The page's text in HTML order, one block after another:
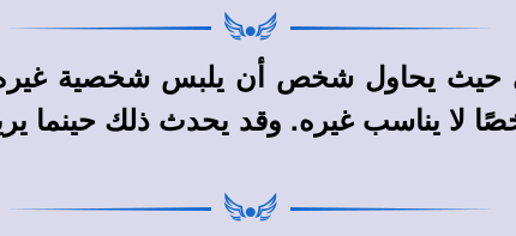
حيث يحاول شخص أن يلبس شخصية غيره
لا يناسب غيره. وقد يحدث ذلك